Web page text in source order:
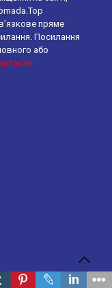
пряме
Посилання
або